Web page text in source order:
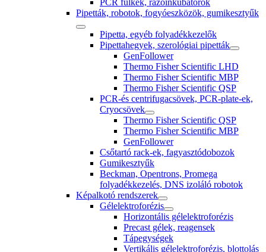
Pipetták, robotok, fogyóeszközök, gumikesztyűk
Pipetta, egyéb folyadékkezelők
Pipettahegyek, szerológiai pipetták
GenFollower
Thermo Fisher Scientific LHD
Thermo Fisher Scientific MBP
Thermo Fisher Scientific QSP
PCR-és centrifugacsövek, PCR-plate-ek,
Cryocsövek
Thermo Fisher Scientific QSP
Thermo Fisher Scientific MBP
GenFollower
Csőtartó rack-ek, fagyasztódobozok
Gumikesztyűk
Beckman, Opentrons, Promega
folyadékkezelés, DNS izoláló robotok
Képalkotó rendszerek
Gélelektroforézis
Horizontális gélelektroforézis
Precast gélek, reagensek
Tápegységek
Vertikális gélelektroforézis, blottolás